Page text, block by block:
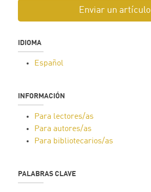
Enviar un artículo
IDIOMA
Español
INFORMACIÓN
Para lectores/as
Para autores/as
Para bibliotecarios/as
PALABRAS CLAVE